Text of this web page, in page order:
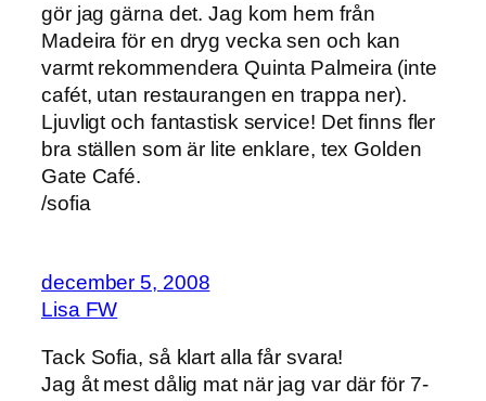
gör jag gärna det. Jag kom hem från
Madeira för en dryg vecka sen och kan
varmt rekommendera Quinta Palmeira (inte
cafét, utan restaurangen en trappa ner).
Ljuvligt och fantastisk service! Det finns fler
bra ställen som är lite enklare, tex Golden
Gate Café.
/sofia
december 5, 2008
Lisa FW
Tack Sofia, så klart alla får svara!
Jag åt mest dålig mat när jag var där för 7-